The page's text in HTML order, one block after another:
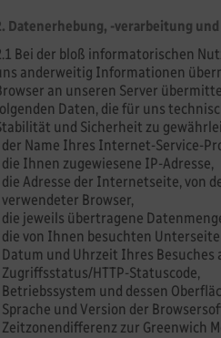
Datenerhebung, -verarbeitung
Bei der bloß informatorischen
anderweitig Informationen
an unseren Server
Daten, die für uns
und Sicherheit zu
Name Ihres Internet-Service-
Ihnen zugewiesene IP-Adresse,
Adresse der Internetseite, von
Browser,
jeweils übertragene
von Ihnen besuchten
und Uhrzeit Ihres Besuches
HTTP-Statuscode,
und dessen
und Version der
zur Greenwich